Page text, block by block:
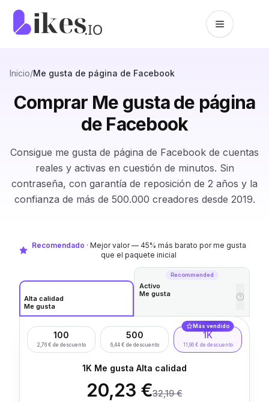
Saltar al contenido
Inicio/Me gusta de página de Facebook
Comprar Me gusta de página
de Facebook
Consigue me gusta de página de Facebook de cuentas
reales y activas en cuestión de minutos. Sin
contraseña, con garantía de reposición de 2 años y la
confianza de más de 500.000 creadores desde 2019.
Recomendado · Mejor valor — 45% más barato por me gusta
que el paquete inicial
Alta calidad
Me gusta
Recommended
Activo
Me gusta
100
2,76 € de descuento
500
6,44 € de descuento
Más vendido
1K
11,96 € de descuento
1K Me gusta Alta calidad
20,23 €32,19 €